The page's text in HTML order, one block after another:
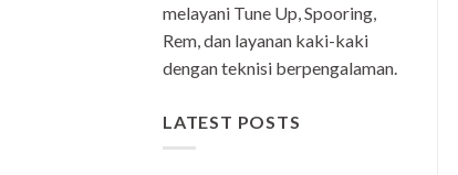
melayani Tune Up, Spooring,
Rem, dan layanan kaki-kaki
dengan teknisi berpengalaman.
LATEST POSTS